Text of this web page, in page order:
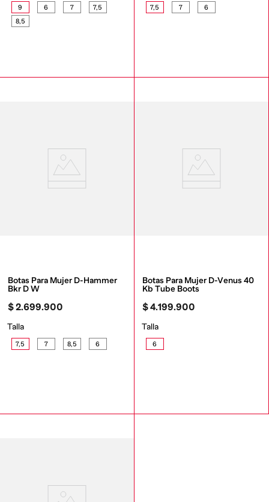
9 6 7
7,5
8,5
7,5 7 6
Botas Para Mujer D-Hammer
Bkr D W
$2.699.900
Talla
7,5 7 8,5 6
Botas Para Mujer D-Venus 40
Kb Tube Boots
$4.199.900
Talla
6